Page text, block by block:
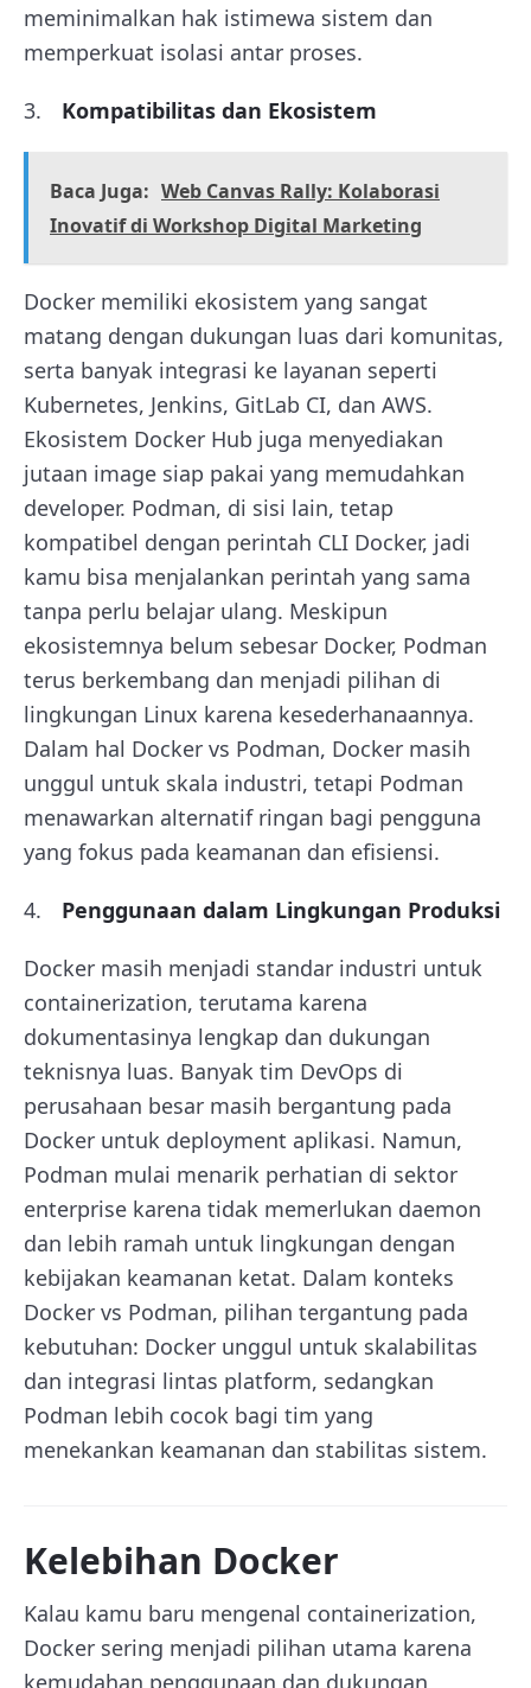
meminimalkan hak istimewa sistem dan
memperkuat isolasi antar proses.
Kompatibilitas dan Ekosistem
Baca Juga: Web Canvas Rally: Kolaborasi
Inovatif di Workshop Digital Marketing
Docker memiliki ekosistem yang sangat
matang dengan dukungan luas dari komunitas,
serta banyak integrasi ke layanan seperti
Kubernetes, Jenkins, GitLab CI, dan AWS.
Ekosistem Docker Hub juga menyediakan
jutaan image siap pakai yang memudahkan
developer. Podman, di sisi lain, tetap
kompatibel dengan perintah CLI Docker, jadi
kamu bisa menjalankan perintah yang sama
tanpa perlu belajar ulang. Meskipun
ekosistemnya belum sebesar Docker, Podman
terus berkembang dan menjadi pilihan di
lingkungan Linux karena kesederhanaannya.
Dalam hal Docker vs Podman, Docker masih
unggul untuk skala industri, tetapi Podman
menawarkan alternatif ringan bagi pengguna
yang fokus pada keamanan dan efisiensi.
Penggunaan dalam Lingkungan Produksi
Docker masih menjadi standar industri untuk
containerization, terutama karena
dokumentasinya lengkap dan dukungan
teknisnya luas. Banyak tim DevOps di
perusahaan besar masih bergantung pada
Docker untuk deployment aplikasi. Namun,
Podman mulai menarik perhatian di sektor
enterprise karena tidak memerlukan daemon
dan lebih ramah untuk lingkungan dengan
kebijakan keamanan ketat. Dalam konteks
Docker vs Podman, pilihan tergantung pada
kebutuhan: Docker unggul untuk skalabilitas
dan integrasi lintas platform, sedangkan
Podman lebih cocok bagi tim yang
menekankan keamanan dan stabilitas sistem.
Kelebihan Docker
Kalau kamu baru mengenal containerization,
Docker sering menjadi pilihan utama karena